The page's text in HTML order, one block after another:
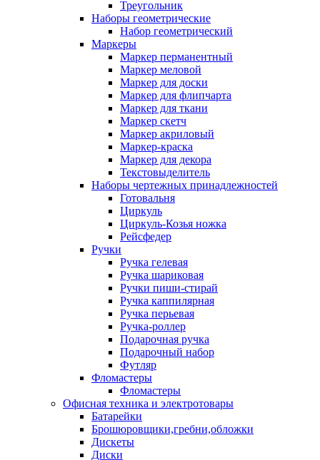
Треугольник
Наборы геометрические
Набор геометрический
Маркеры
Маркер перманентный
Маркер меловой
Маркер для доски
Маркер для флипчарта
Маркер для ткани
Маркер скетч
Маркер акриловый
Маркер-краска
Маркер для декора
Текстовыделитель
Наборы чертежных принадлежностей
Готовальня
Циркуль
Циркуль-Козья ножка
Рейсфедер
Ручки
Ручка гелевая
Ручка шариковая
Ручки пиши-стирай
Ручка каппилярная
Ручка перьевая
Ручка-роллер
Подарочная ручка
Подарочный набор
Футляр
Фломастеры
Фломастеры
Офисная техника и электротовары
Батарейки
Брошюровщики,гребни,обложки
Дискеты
Диски